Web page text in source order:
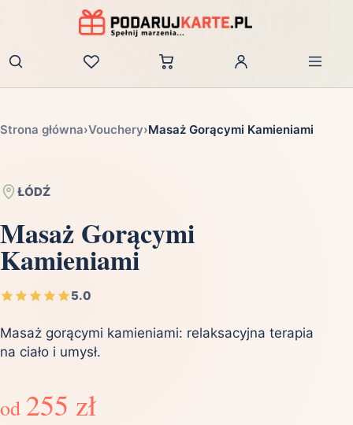
Zaloguj
Strona główna›Vouchery›Masaż Gorącymi Kamieniami
ŁÓDŹ
Masaż Gorącymi
Kamieniami
5.0
Masaż gorącymi kamieniami: relaksacyjna terapia
na ciało i umysł.
od 255 zł